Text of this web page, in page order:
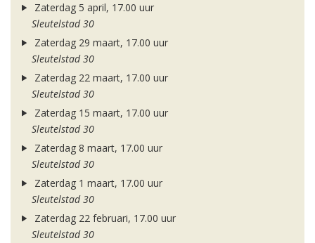
Zaterdag 5 april, 17.00 uur
Sleutelstad 30
Zaterdag 29 maart, 17.00 uur
Sleutelstad 30
Zaterdag 22 maart, 17.00 uur
Sleutelstad 30
Zaterdag 15 maart, 17.00 uur
Sleutelstad 30
Zaterdag 8 maart, 17.00 uur
Sleutelstad 30
Zaterdag 1 maart, 17.00 uur
Sleutelstad 30
Zaterdag 22 februari, 17.00 uur
Sleutelstad 30